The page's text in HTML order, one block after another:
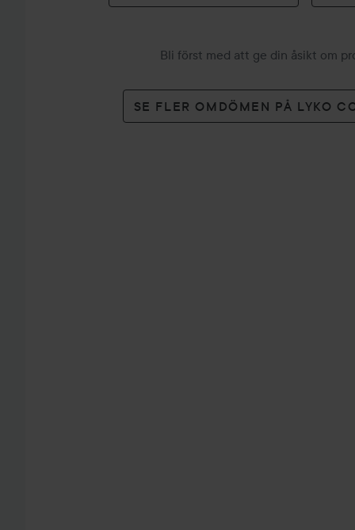
Bli först med att ge din åsikt om
SE FLER OMDÖMEN PÅ LYKO